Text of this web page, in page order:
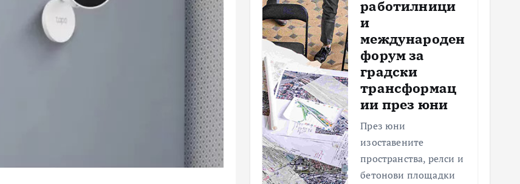
работилници
и
международен
форум за
градски
трансформац
ии през юни
През юни
изоставените
пространства, релси и
бетонови площадки